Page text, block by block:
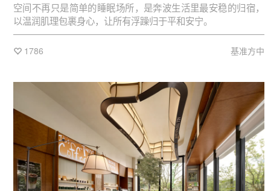
空间不再只是简单的睡眠场所，是奔波生活里最安稳的归宿，
以温润肌理包裹身心，让所有浮躁归于平和安宁。
1786 基准方中